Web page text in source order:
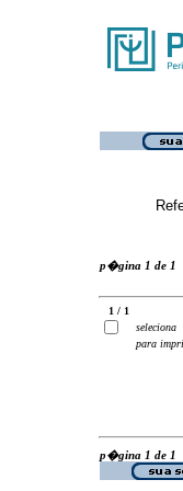
p�gina 1 de 1
1 / 1
seleciona
para
p�gina 1 de 1